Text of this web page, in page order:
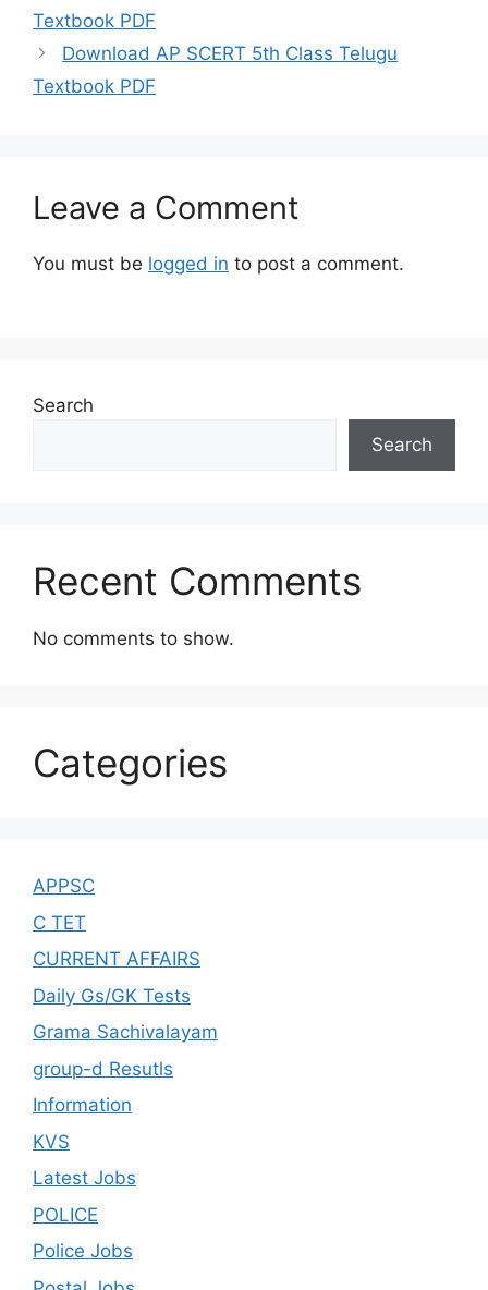
Textbook PDF
Download AP SCERT 5th Class Telugu
Textbook PDF
Leave a Comment
You must be logged in to post a comment.
Search
Search
Recent Comments
No comments to show.
Categories
APPSC
C TET
CURRENT AFFAIRS
Daily Gs/GK Tests
Grama Sachivalayam
group-d Resutls
Information
KVS
Latest Jobs
POLICE
Police Jobs